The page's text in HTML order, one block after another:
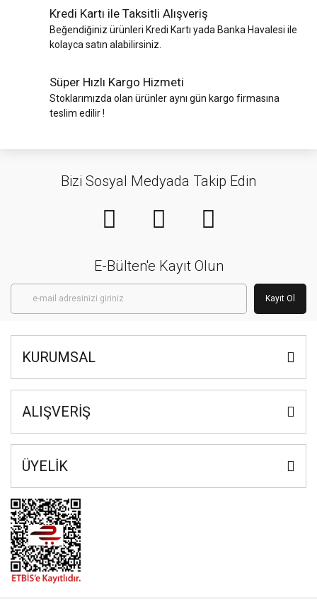
Kredi Kartı ile Taksitli Alışveriş
Beğendiğiniz ürünleri Kredi Kartı yada Banka Havalesi ile
kolayca satın alabilirsiniz.
Süper Hızlı Kargo Hizmeti
Stoklarımızda olan ürünler aynı gün kargo firmasına
teslim edilir !
Bizi Sosyal Medyada Takip Edin
E-Bülten'e Kayıt Olun
Kayıt Ol
KURUMSAL
ALIŞVERİŞ
ÜYELİK